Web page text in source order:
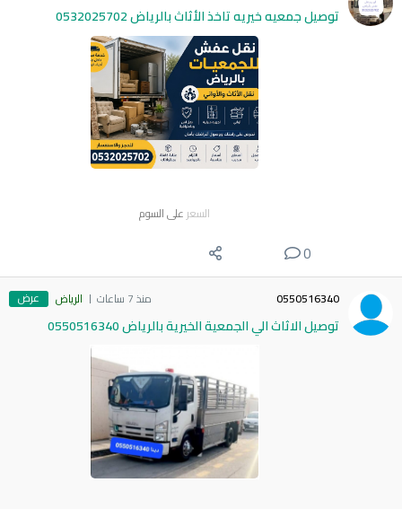
توصيل جمعيه خيريه تاخذ الأثاث بالرياض 0532025702
السعر على السوم
0
0550516340 منذ 7 ساعات الرياض عرض
توصيل الاثاث الي الجمعية الخيرية بالرياض 0550516340